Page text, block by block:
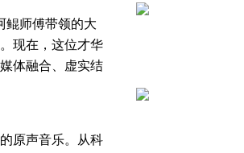
师傅带领的大
现在，这位才华
体融合、虚实结
原声音乐。从科